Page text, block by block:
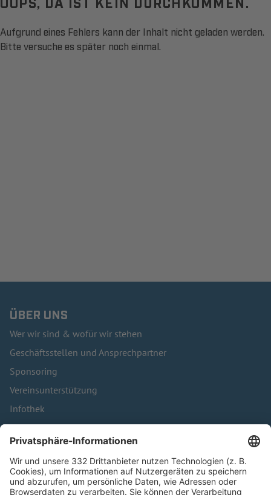
Aufgrund eines Fehlers kann der Inhalt nicht geladen werden.
Bitte versuche es später noch einmal.
ÜBER UNS
Wer wir sind & wofür wir stehen
Geschäftsstellen und Ansprechpartner
Sponsoring
Vereinsunterstützung
Infothek
Kontakt
HÄUFIG BESUCHTE SEITEN
Pässe und Vereinswechsel